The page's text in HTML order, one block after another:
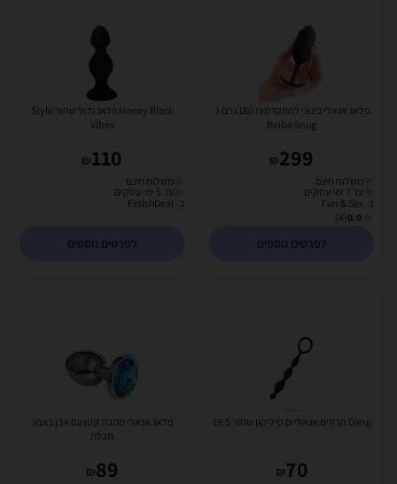
פלאג אנאלי בינוני למתקדמות 180 גרם 3
Bvibe Snug
299
₪
משלוח חינם
עד 7 ימי עסקים
ב- Fun & Sex
0.0
(4)
לפרטים נוספים
Honey Black פלאג גדול שחור Style
Vibes
110
₪
משלוח חינם
עד 5 ימי עסקים
ב- FetishDeal
לפרטים נוספים
Dang חרוזים אנאליים סיליקון שחור 19.5
70
₪
פלאג אנאלי מתכת קטן עם אבן בצבע
תכלת
89
₪